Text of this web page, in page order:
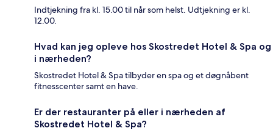
Indtjekning fra kl. 15.00 til når som helst. Udtjekning er kl.
12.00.
Hvad kan jeg opleve hos Skostredet Hotel & Spa og
i nærheden?
Skostredet Hotel & Spa tilbyder en spa og et døgnåbent
fitnesscenter samt en have.
Er der restauranter på eller i nærheden af
Skostredet Hotel & Spa?